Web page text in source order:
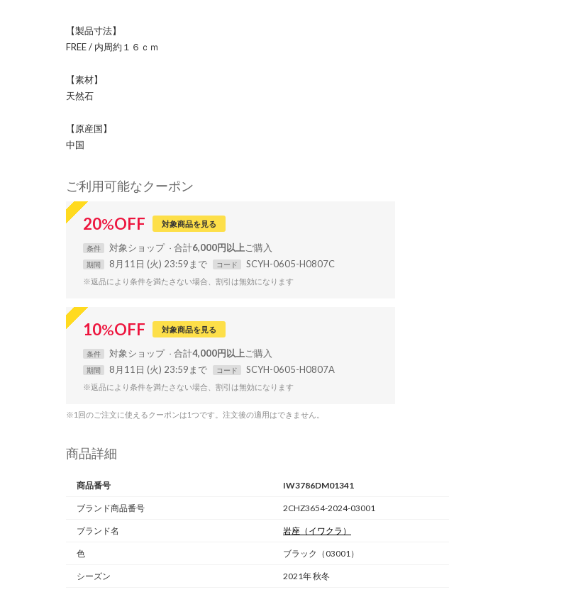
【製品寸法】
FREE / 内周約１６ｃｍ
【素材】
天然石
【原産国】
中国
ご利用可能なクーポン
20%OFF 対象商品を見る
条件 対象ショップ 合計6,000円以上
期間 8月11日 (火) 23:59まで コード SCYH-0605-H0807C
※返品により条件を満たさない場合、割引は無効になります
10%OFF 対象商品を見る
条件 対象ショップ 合計4,000円以上
期間 8月11日 (火) 23:59まで コード SCYH-0605-H0807A
※返品により条件を満たさない場合、割引は無効になります
※1回のご注文に使えるクーポンは1つです。注文後の適用はできません。
商品詳細
商品番号 IW3786DM01341
ブランド商品番号 2CHZ3654-2024-03001
ブランド名 岩座 （イワクラ）
色 ブラック（03001）
シーズン 2021年 秋冬